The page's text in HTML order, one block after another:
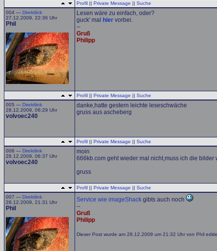
Profil || Private Message || Suche
004 — Direktlink
27.12.2009, 22:36 Uhr
Phil
Lesen wäre zu einfach, oder?
guck' mal hier vorbei.
--
Gruß
Philipp
Profil || Private Message || Suche
005 — Direktlink
28.12.2009, 06:29 Uhr
volvoec240
danke,hatte gestern leichte leseschwäche
gruss aus ascheberg
Profil || Private Message || Suche
006 — Direktlink
28.12.2009, 06:37 Uhr
volvoec240
moin
666kb.com geht wieder mal nicht,muss ich die
gruss
Profil || Private Message || Suche
007 — Direktlink
28.12.2009, 21:31 Uhr
Phil
Service wie imageShack gibts auch noch
--
Gruß
Philipp
Dieser Post wurde am 28.12.2009 um 21:32 Uhr von Phil